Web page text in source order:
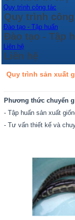
Quy trình công tác
Quy trình
Đào tạo - Tập huấn
Đào tạo - Tập
Liên hệ
Liên hệ
Quy trình sản xuất
Phương thức chuyển
- Tập huấn sản xuất
- Tư vấn thiết kế và